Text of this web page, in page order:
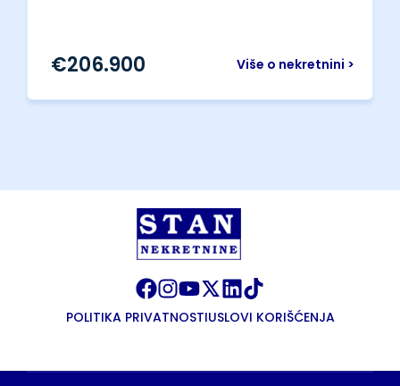
Više o nekretnini >
€206.900
POLITIKA PRIVATNOSTIUSLOVI KORIŠĆENJA